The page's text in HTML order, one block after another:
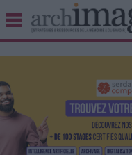
BIBLIOTHÈQUE ÉDITION
UNIVERS DATA
TRAVAIL COLLABORATIF
VIE NUMÉRIQUE